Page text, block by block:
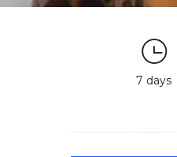
7 days